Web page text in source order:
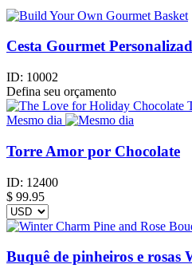
Cesta Gourmet
ID: 10002
Defina seu orçamento
Mesmo dia
Torre Amor por Chocolate
ID: 12400
$ 99.95
Buquê de pinheiros e rosas